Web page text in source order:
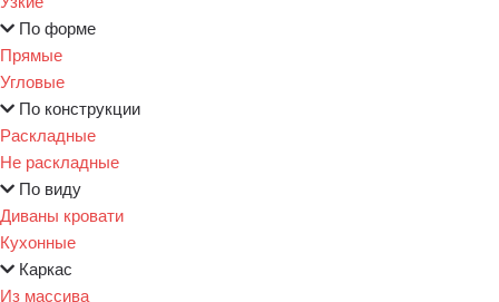
По форме
Прямые
Угловые
По конструкции
Раскладные
Не раскладные
По виду
Диваны кровати
Кухонные
Каркас
Из массива